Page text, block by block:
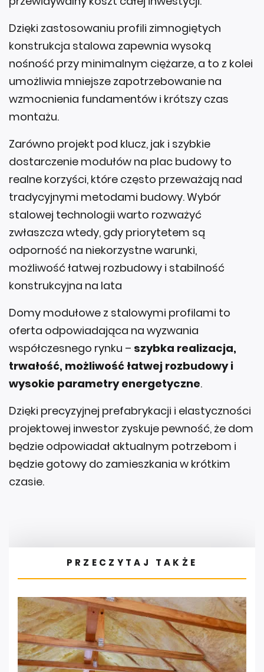
konstrukcja stalowa zapewnia wysoką
nośność przy minimalnym ciężarze, a to z kolei
umożliwia mniejsze zapotrzebowanie na
wzmocnienia fundamentów i krótszy czas
montażu.
dostarczenie modułów na plac budowy to
realne korzyści, które często przeważają nad
tradycyjnymi metodami budowy. Wybór
stalowej technologii warto rozważyć
zwłaszcza wtedy, gdy priorytetem są
odporność na niekorzystne warunki,
możliwość łatwej rozbudowy i stabilność
konstrukcyjna na lata
oferta odpowiadająca na wyzwania
współczesnego rynku –szybka realizacja,
trwałość, możliwość łatwej rozbudowy i
wysokie parametry energetyczne.
projektowej inwestor zyskuje pewność, że dom
będzie odpowiadał aktualnym potrzebom i
będzie gotowy do zamieszkania w krótkim
czasie.